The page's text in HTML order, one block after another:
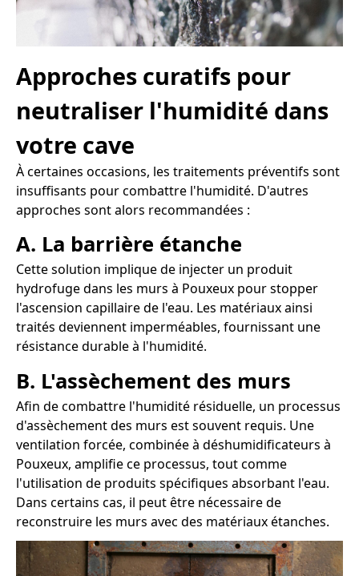
Approches curatifs pour
neutraliser l'humidité dans
votre cave
À certaines occasions, les traitements préventifs sont
insuffisants pour combattre l'humidité. D'autres
approches sont alors recommandées :
A. La barrière étanche
Cette solution implique de injecter un produit
hydrofuge dans les murs à Pouxeux pour stopper
l'ascension capillaire de l'eau. Les matériaux ainsi
traités deviennent imperméables, fournissant une
résistance durable à l'humidité.
B. L'assèchement des murs
Afin de combattre l'humidité résiduelle, un processus
d'assèchement des murs est souvent requis. Une
ventilation forcée, combinée à déshumidificateurs à
Pouxeux, amplifie ce processus, tout comme
l'utilisation de produits spécifiques absorbant l'eau.
Dans certains cas, il peut être nécessaire de
reconstruire les murs avec des matériaux étanches.